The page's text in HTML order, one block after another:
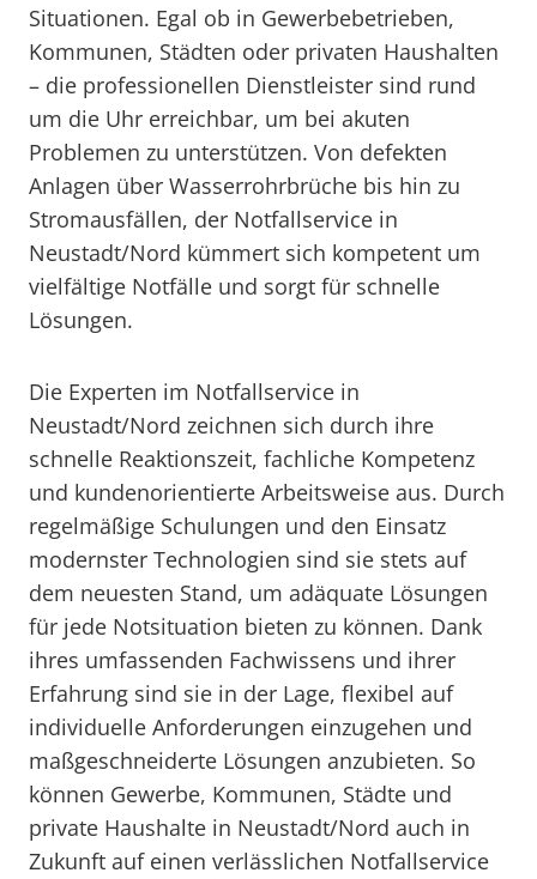
Situationen. Egal ob in Gewerbebetrieben,
Kommunen, Städten oder privaten Haushalten
– die professionellen Dienstleister sind rund
um die Uhr erreichbar, um bei akuten
Problemen zu unterstützen. Von defekten
Anlagen über Wasserrohrbrüche bis hin zu
Stromausfällen, der Notfallservice in
Neustadt/Nord kümmert sich kompetent um
vielfältige Notfälle und sorgt für schnelle
Lösungen.
Die Experten im Notfallservice in
Neustadt/Nord zeichnen sich durch ihre
schnelle Reaktionszeit, fachliche Kompetenz
und kundenorientierte Arbeitsweise aus. Durch
regelmäßige Schulungen und den Einsatz
modernster Technologien sind sie stets auf
dem neuesten Stand, um adäquate Lösungen
für jede Notsituation bieten zu können. Dank
ihres umfassenden Fachwissens und ihrer
Erfahrung sind sie in der Lage, flexibel auf
individuelle Anforderungen einzugehen und
maßgeschneiderte Lösungen anzubieten. So
können Gewerbe, Kommunen, Städte und
private Haushalte in Neustadt/Nord auch in
Zukunft auf einen verlässlichen Notfallservice